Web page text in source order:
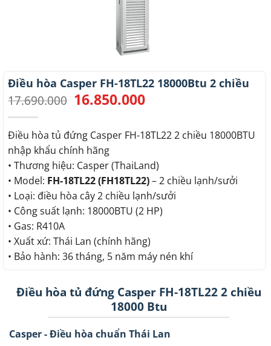
Điều hòa Casper FH-18TL22 18000Btu 2 chiều
17.690.000 Giá
gốc
17.690.000.
16.850.000Giá
là:
Điều hòa tủ đứng Casper FH-18TL22 2 chiều 18000BTU
nhập khẩu chính hãng
• Thương hiệu: Casper (ThaiLand)
• Model: FH-18TL22 (FH18TL22)– 2 chiều lạnh/sưởi
• Loại: điều hòa cây 2 chiều lạnh/sưởi
• Công suất lạnh: 18000BTU (2 HP)
• Gas: R410A
• Xuất xứ: Thái Lan (chính hãng)
• Bảo hành: 36 tháng, 5 năm máy nén khí
Điều hòa tủ đứng Casper FH-18TL22 2 chiều
18000 Btu
Casper - Điều hòa chuẩn Thái Lan